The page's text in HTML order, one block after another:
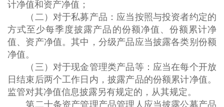
计净值和资产净值；
（二）对于私募产品：应当按照与投资者约定的
方式至少每季度披露产品的份额净值、份额累计净
值、资产净值。其中，分级产品应当披露各类别份额
净值。
（三）对于现金管理类产品等：应当在每个开放
日结束后两个工作日内，披露产品的份额累计净值。
监管对其净值信息披露另有规定的，从其规定。
第二十条资产管理产品管理人应当披露公募产品